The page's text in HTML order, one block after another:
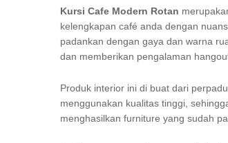
Kursi Cafe Modern Rotan
kelengkapan café anda dengan
padankan dengan gaya dan warna
dan memberikan pengalaman
Produk interior ini di buat dari
menggunakan kualitas tinggi,
menghasilkan furniture yang sudah